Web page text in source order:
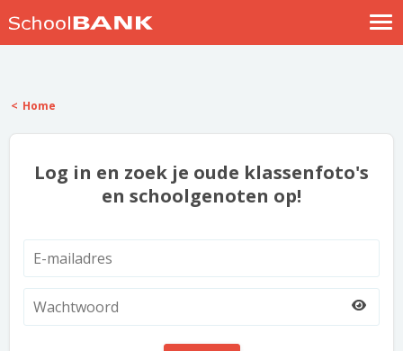
Help
Home
Log in en zoek je oude klassenfoto's
en schoolgenoten op!